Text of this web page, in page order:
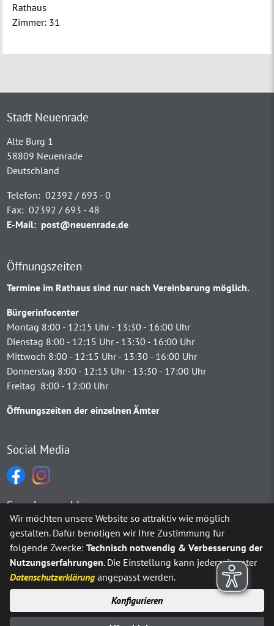
Rathaus
Zimmer: 31
Stadt Neuenrade
Alte Burg 1
58809 Neuenrade
Deutschland
Telefon: 02392 / 693 - 0
Fax: 02392 / 693 - 48
E-Mail: post@neuenrade.de
Öffnungszeiten
Termine im Rathaus sind nur nach Vereinbarung möglich.
Bürgerinfocenter
Montag 8:00 - 12:15 Uhr - 13:30 - 16:00 Uhr
Dienstag 8:00 - 12:15 Uhr - 13:30 - 16:00 Uhr
Mittwoch 8:00 - 12:15 Uhr - 13:30 - 16:00 Uhr
Donnerstag 8:00 - 12:15 Uhr - 13:30 - 17:00 Uhr
Freitag 8:00 - 12:00 Uhr
Öffnungszeiten der einzelnen Ämter
Social Media
Sprachauswahl
Möchten Sie vonGoogle Translate bereitgestellte externe
Ja Immer
Wir möchten unsere Website so attraktiv wie möglich
gestalten. Dafür benötigen wir Ihre Zustimmung für
folgende Zwecke:Technisch notwendig & Verbesserung der
Nutzungserfahrungen. Die Einstellung kann jederzeit unter
Datenschutzerklärung angepasst werden.
Konfigurieren